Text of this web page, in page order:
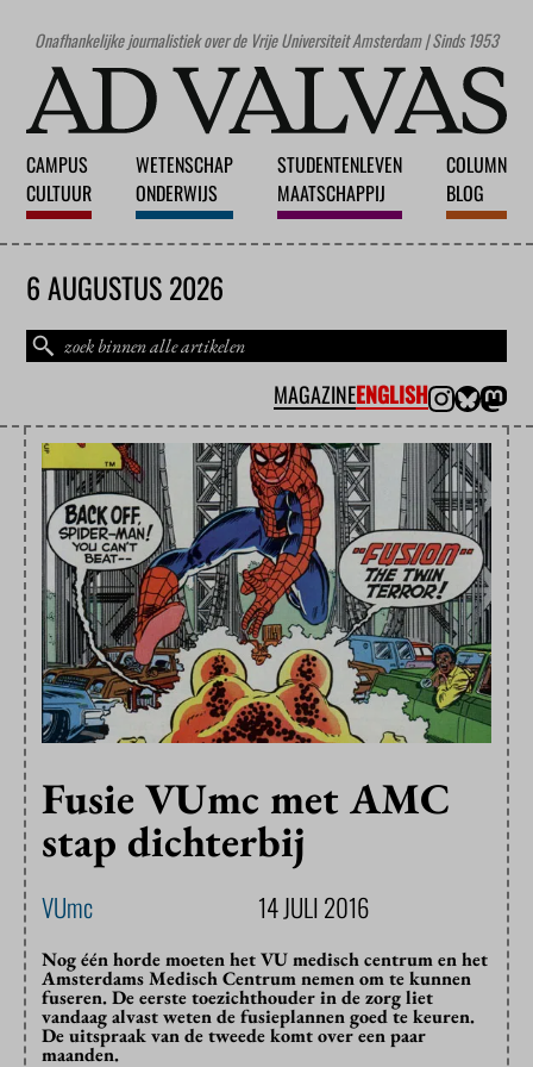
Onafhankelijke journalistiek over de Vrije Universiteit Amsterdam | Sinds 1953
CAMPUS
CULTUUR
WETENSCHAP
ONDERWIJS
STUDENTENLEVEN
MAATSCHAPPIJ
COLUMN
BLOG
6 AUGUSTUS 2026
MAGAZINEENGLISH
Fusie VUmc met AMC
stap dichterbij
VUmc 14 JULI 2016
Nog één horde moeten het VU medisch centrum en het
Amsterdams Medisch Centrum nemen om te kunnen
fuseren. De eerste toezichthouder in de zorg liet
vandaag alvast weten de fusieplannen goed te keuren.
De uitspraak van de tweede komt over een paar
maanden.